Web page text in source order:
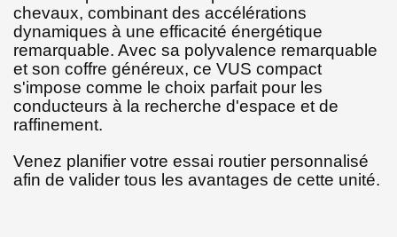
chevaux, combinant des accélérations
dynamiques à une efficacité énergétique
remarquable. Avec sa polyvalence remarquable
et son coffre généreux, ce VUS compact
s'impose comme le choix parfait pour les
conducteurs à la recherche d'espace et de
raffinement.
Venez planifier votre essai routier personnalisé
afin de valider tous les avantages de cette unité.